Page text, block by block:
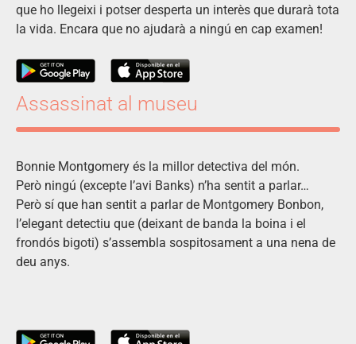
que ho llegeixi i potser desperta un interès que durarà tota
la vida. Encara que no ajudarà a ningú en cap examen!
Assassinat al museu
Bonnie Montgomery és la millor detectiva del món.
Però ningú (excepte l’avi Banks) n’ha sentit a parlar…
Però sí que han sentit a parlar de Montgomery Bonbon,
l’elegant detectiu que (deixant de banda la boina i el
frondós bigoti) s’assembla sospitosament a una nena de
deu anys.